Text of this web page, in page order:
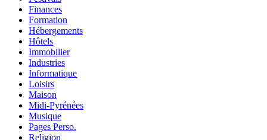
Finances
Formation
Hébergements
Hôtels
Immobilier
Industries
Informatique
Loisirs
Maison
Midi-Pyrénées
Musique
Pages Perso.
Religion